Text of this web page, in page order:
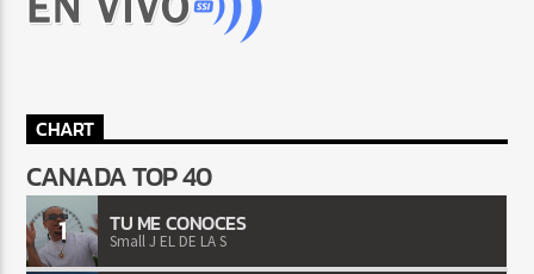
CHART
CANADA TOP 40
1 TU ME CONOCES
Small J EL DE LA S